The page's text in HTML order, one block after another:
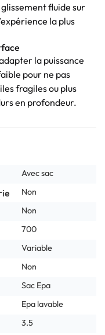
fluide sur
la plus
la puissance
pour ne pas
fragiles ou plus
en profondeur.
Avec sac
Non
Non
700
Variable
Non
Sac Epa
Epa lavable
3.5